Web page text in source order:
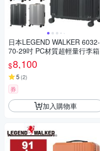
日本LEGEND WALKER 6032-
70-29吋 PC材質超輕量行李箱
$8,100
5 (2)
券
加入購物車